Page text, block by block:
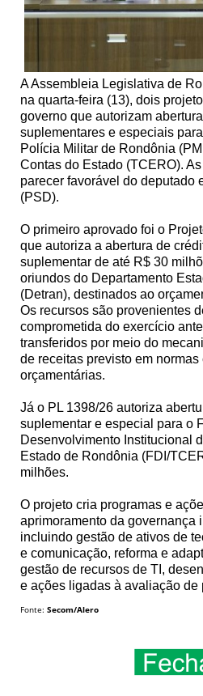
A Assembleia Legislativa de
na quarta-feira (13), dois
governo que autorizam
suplementares e especiais
Polícia Militar de Rondônia
Contas do Estado (TCERO).
parecer favorável do deputado
(PSD).
O primeiro aprovado foi o
que autoriza a abertura de
suplementar de até R$ 30
oriundos do Departamento
(Detran), destinados ao
Os recursos são provenientes
comprometida do exercício
transferidos por meio do
de receitas previsto em
orçamentárias.
Já o PL 1398/26 autoriza
suplementar e especial para o
Desenvolvimento Institucional
Estado de Rondônia (FDI/
milhões.
O projeto cria programas e
aprimoramento da governança
incluindo gestão de ativos de
e comunicação, reforma e
gestão de recursos de TI,
e ações ligadas à avaliação de
Fonte: Secom/Alero